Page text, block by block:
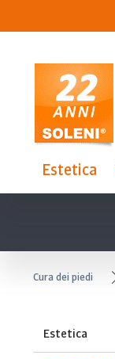
Estetica
Cura dei piedi
Estetica